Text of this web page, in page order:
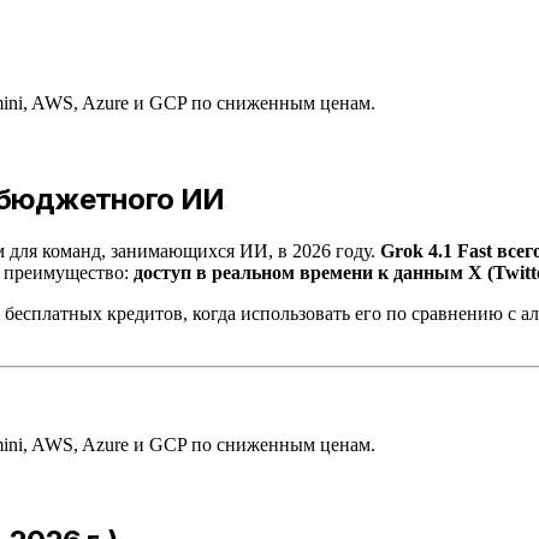
AWS, Azure и GCP по сниженным ценам.
ИИ
для команд, занимающихся ИИ, в 2026 году. Grok 4.1 Fast
доступ в реальном времени к данным X
кредитов, когда использовать его по сравнению с
AWS, Azure и GCP по сниженным ценам.